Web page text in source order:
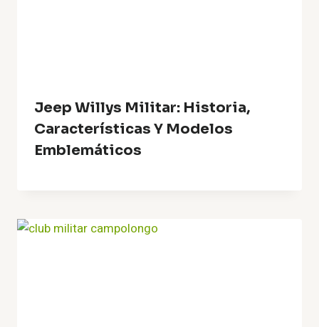
Jeep Willys Militar: Historia,
Características Y Modelos
Emblemáticos